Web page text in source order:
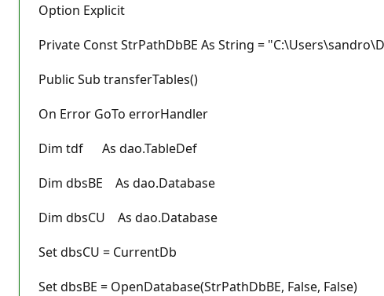
Option Explicit
Private Const StrPathDbBE As String =
Public Sub transferTables()
On Error GoTo errorHandler
Dim tdf As dao.TableDef
Dim dbsBE As dao.Database
Dim dbsCU As dao.Database
Set dbsCU = CurrentDb
Set dbsBE = OpenDatabase(StrPathDbBE, False, False)